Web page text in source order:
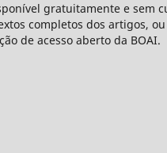
gratuitamente e sem
completos dos artigos,
de acesso aberto da BOAI.